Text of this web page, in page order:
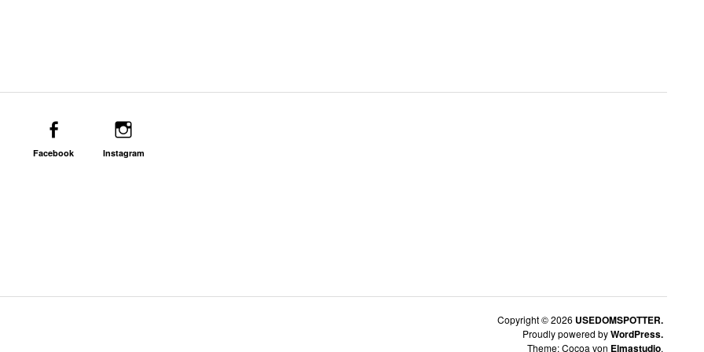
Facebook Instagram
Copyright © 2026 USEDOMSPOTTER.
Proudly powered byWordPress.
Theme: Cocoa von Elmastudio.